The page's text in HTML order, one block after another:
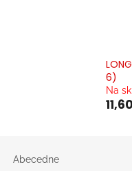
6)
Na
Abecedne